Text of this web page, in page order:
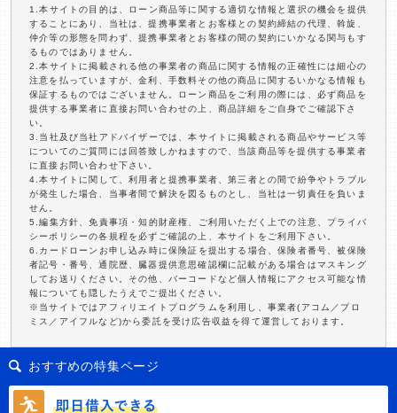
1.本サイトの目的は、ローン商品等に関する適切な情報と選択の機会を提供
することにあり、当社は、提携事業者とお客様との契約締結の代理、斡旋、
仲介等の形態を問わず、提携事業者とお客様の間の契約にいかなる関与もす
るものではありません。
2.本サイトに掲載される他の事業者の商品に関する情報の正確性には細心の
注意を払っていますが、金利、手数料その他の商品に関するいかなる情報も
保証するものではございません。ローン商品をご利用の際には、必ず商品を
提供する事業者に直接お問い合わせの上、商品詳細をご自身でご確認下さ
い。
3.当社及び当社アドバイザーでは、本サイトに掲載される商品やサービス等
についてのご質問には回答致しかねますので、当該商品等を提供する事業者
に直接お問い合わせ下さい。
4.本サイトに関して、利用者と提携事業者、第三者との間で紛争やトラブル
が発生した場合、当事者間で解決を図るものとし、当社は一切責任を負いま
せん。
5.編集方針、免責事項・知的財産権、ご利用いただく上での注意、プライバ
シーポリシーの各規程を必ずご確認の上、本サイトをご利用下さい。
6.カードローンお申し込み時に保険証を提出する場合、保険者番号、被保険
者記号・番号、通院歴、臓器提供意思確認欄に記載がある場合はマスキング
してお送りください。その他、バーコードなど個人情報にアクセス可能な情
報についても隠したうえでご提出ください。
※当サイトではアフィリエイトプログラムを利用し、事業者(アコム／プロ
ミス／アイフルなど)から委託を受け広告収益を得て運営しております。
おすすめの特集ページ